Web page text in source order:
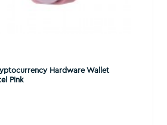
Hardware Wallet
Pink